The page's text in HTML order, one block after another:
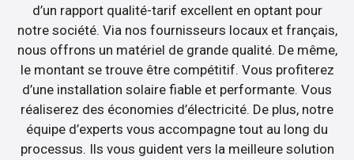
d’un rapport qualité-tarif excellent en optant pour
notre société. Via nos fournisseurs locaux et français,
nous offrons un matériel de grande qualité. De même,
le montant se trouve être compétitif. Vous profiterez
d’une installation solaire fiable et performante. Vous
réaliserez des économies d’électricité. De plus, notre
équipe d’experts vous accompagne tout au long du
processus. Ils vous guident vers la meilleure solution